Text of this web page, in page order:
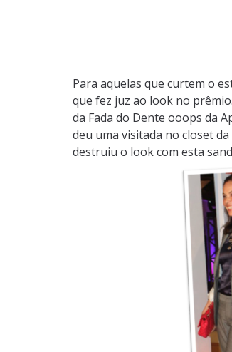
Para aquelas que curtem o
que fez juz ao look no
da Fada do Dente ooops da
deu uma visitada no closet
destruiu o look com esta